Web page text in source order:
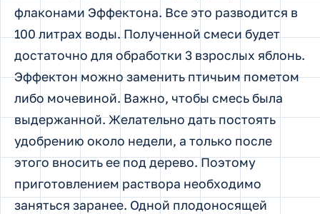
флаконами Эффектона. Все это разводится в
100 литрах воды. Полученной смеси будет
достаточно для обработки 3 взрослых яблонь.
Эффектон можно заменить птичьим пометом
либо мочевиной. Важно, чтобы смесь была
выдержанной. Желательно дать постоять
удобрению около недели, а только после
этого вносить ее под дерево. Поэтому
приготовлением раствора необходимо
заняться заранее. Одной плодоносящей